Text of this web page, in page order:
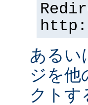
あるい
ジを他
クトす